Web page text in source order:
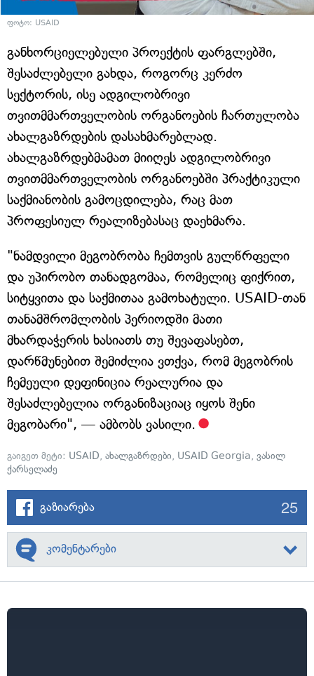
ფოტო: USAID
განხორციელებული პროექტის ფარგლებში,
შესაძლებელი გახდა, როგორც კერძო
სექტორის, ისე ადგილობრივი
თვითმმართველობის ორგანოების ჩართულობა
ახალგაზრდების დასახმარებლად.
ახალგაზრდებმამათ მიიღეს ადგილობრივი
თვითმმართველობის ორგანოებში პრაქტიკული
საქმიანობის გამოცდილება, რაც მათ
პროფესიულ რეალიზებასაც დაეხმარა.
"ნამდვილი მეგობრობა ჩემთვის გულწრფელი
და უპირობო თანადგომაა, რომელიც ფიქრით,
სიტყვითა და საქმითაა გამოხატული. USAID-თან
თანამშრომლობის პერიოდში მათი
მხარდაჭერის ხასიათს თუ შევაფასებთ,
დარწმუნებით შემიძლია ვთქვა, რომ მეგობრის
ჩემეული დეფინიცია რეალურია და
შესაძლებელია ორგანიზაციაც იყოს შენი
მეგობარი", — ამბობს ვასილი.
გაიგეთ მეტი: USAID, ახალგაზრდები, USAID Georgia, ვასილ
ქარსელაძე
გაზიარება 25
კომენტარები